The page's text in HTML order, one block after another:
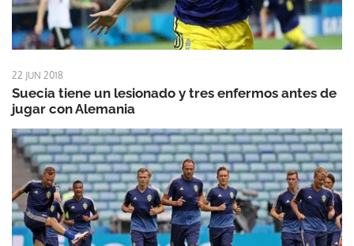
22 JUN 2018
Suecia tiene un lesionado y tres enfermos antes de
jugar con Alemania